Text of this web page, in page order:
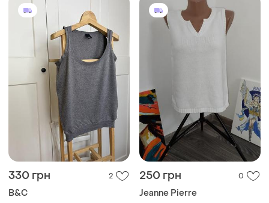
330 грн 2
B&C
250 грн 0
Jeanne Pierre